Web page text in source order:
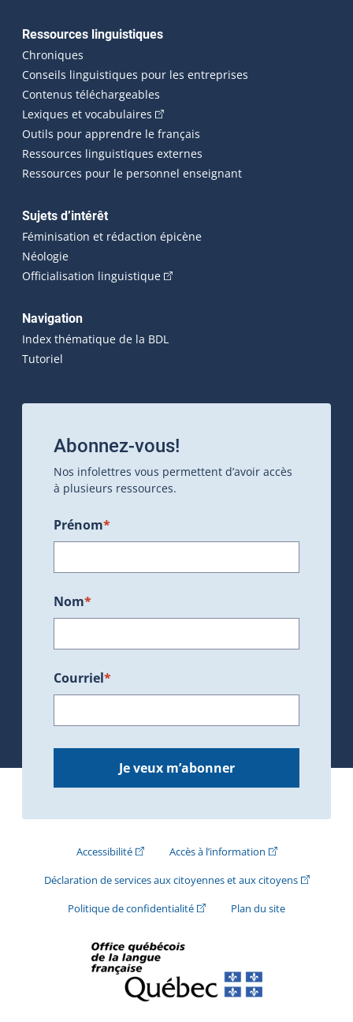
Ressources linguistiques
Chroniques
Conseils linguistiques pour les entreprises
Contenus téléchargeables
Lexiques et vocabulaires (Cet hyperlien externe s'ouvrira
Outils pour apprendre le français
Ressources linguistiques externes
Ressources pour le personnel enseignant
Sujets d’intérêt
Féminisation et rédaction épicène
Néologie
Officialisation linguistique(Cet hyperlien externe s'ouvrira
Navigation
Index thématique de la BDL
Tutoriel
Abonnez-vous!
Nos infolettres vous permettent d’avoir accès
à plusieurs ressources.
Prénom*
Nom*
Courriel*
Je veux m’abonner
Accessibilité(Cet hyperlien externe s'ouvrira dans une
Accès à l’information(Cet hyperlien
Déclaration de services aux citoyennes et aux citoyens(Cet
Politique de confidentialité(Cet hyperlien externe s'ouvrira
Plan du site